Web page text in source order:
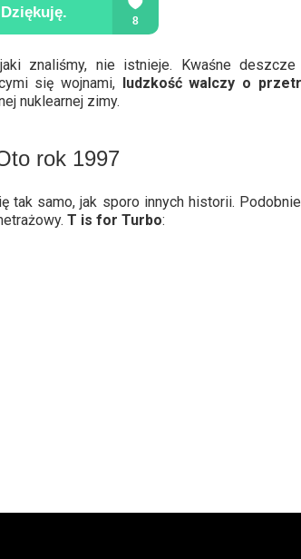
znaliśmy, nie istnieje. Kwaśne
się wojnami, ludzkość walczy o
nuklearnej zimy.
rok 1997
tak samo, jak sporo innych historii.
T is for Turbo: